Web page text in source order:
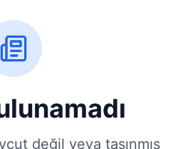
değil veya taşınmış